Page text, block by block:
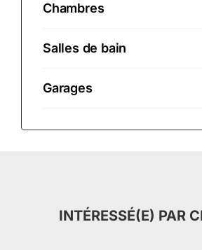
Chambres
Salles de bain
Garages
INTÉRESSÉ(E) PAR